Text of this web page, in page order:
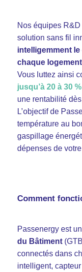
Nos équipes
solution sans fil
intelligemment
chaque logement
Vous luttez ainsi
jusqu’à 20 à 30
une rentabilité
L’objectif de
température au
gaspillage
dépenses de
Comment
Passenergy est
du Bâtiment
connectés dans
intelligent,